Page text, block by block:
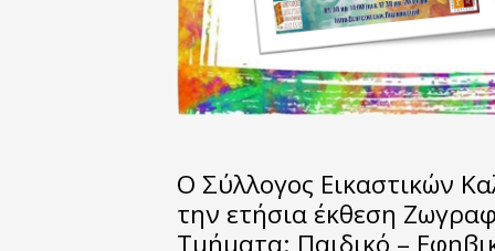
Ο Σύλλογος Εικαστικών
την ετήσια έκθεση
Τμήματα: Παιδικό –